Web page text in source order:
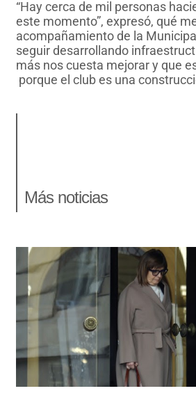
“Hay cerca de mil personas
este momento”, expresó, qué
acompañamiento de la
seguir desarrollando
más nos cuesta mejorar y que
porque el club es una
Más noticias